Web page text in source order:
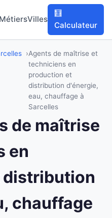
MétiersVilles
🧮
Calculateur
Agents de maîtrise et
techniciens en
production et
distribution d'énergie,
eau, chauffage à
Sarcelles
de maîtrise
en
chauffage